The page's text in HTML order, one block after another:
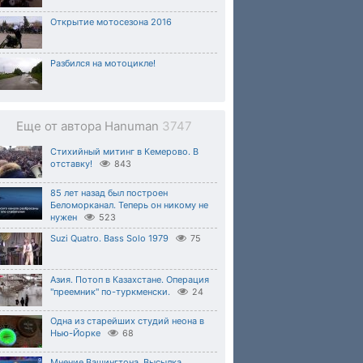
Открытие мотосезона 2016
Разбился на мотоцикле!
Еще от автора Hanuman 3747
Стихийный митинг в Кемерово. В
отставку!
843
85 лет назад был построен
Беломорканал. Теперь он никому не
нужен
523
Suzi Quatro. Bass Solo 1979 75
Азия. Потоп в Казахстане. Операция
"преемник" по-туркменски.
24
Одна из старейших студий неона в
Нью-Йорке
68